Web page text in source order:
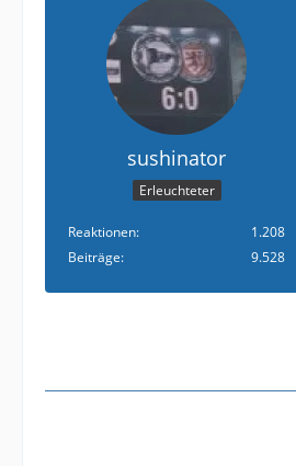
sushinator
Erleuchteter
Reaktionen
1.208
Beiträge
9.528